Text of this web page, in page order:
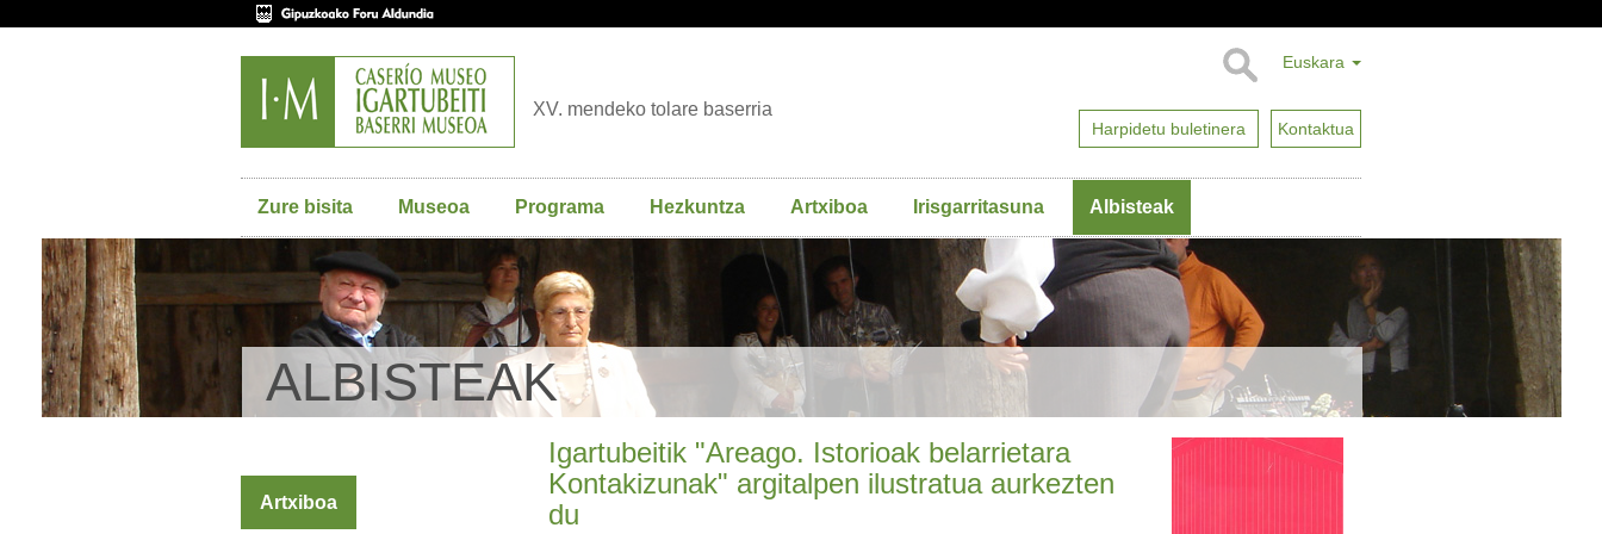
Euskara
Harpidetu buletinera Kontaktua
XV. mendeko tolare baserria
Zure bisita Museoa Programa Hezkuntza Artxiboa Irisgarritasuna Albisteak
ALBISTEAK
Igartubeitik "Areago. Istorioak belarrietara
Kontakizunak" argitalpen ilustratua aurkezten
du
Artxiboa